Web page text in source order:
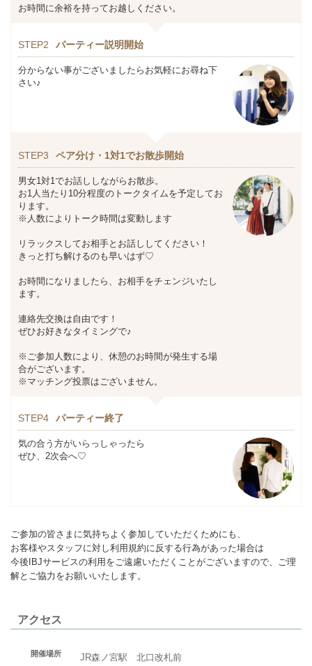
お時間に余裕を持ってお越しください。
STEP2 パーティー説明開始
分からない事がございましたらお気軽にお尋ね下
さい♪
STEP3 ペア分け・1対1でお散歩開始
男女1対1でお話ししながらお散歩。
お1人当たり10分程度のトークタイムを予定してお
ります。
※人数によりトーク時間は変動します
リラックスしてお相手とお話ししてください！
きっと打ち解けるのも早いはず♡
お時間になりましたら、お相手をチェンジいたし
ます。
連絡先交換は自由です！
ぜひお好きなタイミングで♪
※ご参加人数により、休憩のお時間が発生する場
合がございます。
※マッチング投票はございません。
STEP4 パーティー終了
気の合う方がいらっしゃったら
ぜひ、2次会へ♡
ご参加の皆さまに気持ちよく参加していただくためにも、
お客様やスタッフに対し利用規約に反する行為があった場合は
今後IBJサービスの利用をご遠慮いただくことがございますので、ご理
解とご協力をお願いいたします。
アクセス
開催場所
JR森ノ宮駅 北口改札前